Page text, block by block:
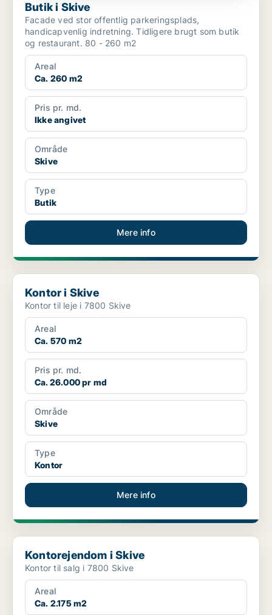
Butik i Skive
Facade ved stor offentlig parkeringsplads,
handicapvenlig indretning. Tidligere brugt som butik
og restaurant. 80 - 260 m2
Areal
Ca. 260 m2
Pris pr. md.
Ikke angivet
Område
Skive
Type
Butik
Mere info
Kontor i Skive
Kontor i Skive
Kontor til leje i 7800 Skive
Areal
Ca. 570 m2
Pris pr. md.
Ca. 26.000 pr md
Område
Skive
Type
Kontor
Mere info
Kontorejendom i Skive
Kontorejendom i Skive
Kontor til salg i 7800 Skive
Areal
Ca. 2.175 m2